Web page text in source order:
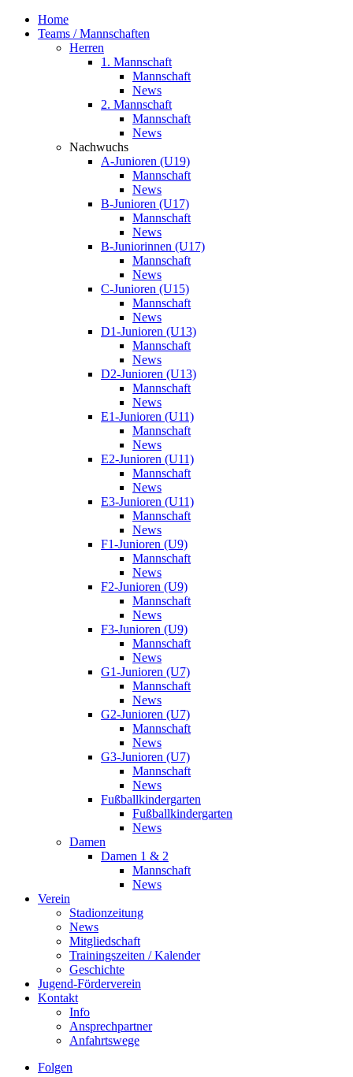
Home
Teams / Mannschaften
Herren
1. Mannschaft
Mannschaft
News
2. Mannschaft
Mannschaft
News
Nachwuchs
A-Junioren (U19)
Mannschaft
News
B-Junioren (U17)
Mannschaft
News
B-Juniorinnen (U17)
Mannschaft
News
C-Junioren (U15)
Mannschaft
News
D1-Junioren (U13)
Mannschaft
News
D2-Junioren (U13)
Mannschaft
News
E1-Junioren (U11)
Mannschaft
News
E2-Junioren (U11)
Mannschaft
News
E3-Junioren (U11)
Mannschaft
News
F1-Junioren (U9)
Mannschaft
News
F2-Junioren (U9)
Mannschaft
News
F3-Junioren (U9)
Mannschaft
News
G1-Junioren (U7)
Mannschaft
News
G2-Junioren (U7)
Mannschaft
News
G3-Junioren (U7)
Mannschaft
News
Fußballkindergarten
Fußballkindergarten
News
Damen
Damen 1 & 2
Mannschaft
News
Verein
Stadionzeitung
News
Mitgliedschaft
Trainingszeiten / Kalender
Geschichte
Jugend-Förderverein
Kontakt
Info
Ansprechpartner
Anfahrtswege
Folgen